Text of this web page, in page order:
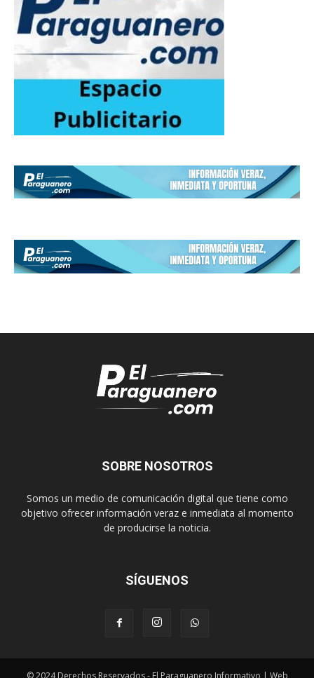
SOBRE NOSOTROS
Somos un medio de comunicación digital que tiene como
objetivo ofrecer información veraz e inmediata al momento
de producirse la noticia.
SÍGUENOS
© 2024 Derechos Reservados - El Paraguanero Informativo | Web